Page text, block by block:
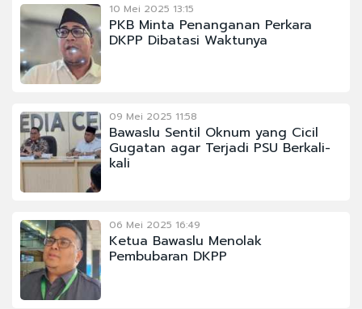
10 Mei 2025 13:15
PKB Minta Penanganan Perkara
DKPP Dibatasi Waktunya
09 Mei 2025 11:58
Bawaslu Sentil Oknum yang Cicil
Gugatan agar Terjadi PSU Berkali-
kali
06 Mei 2025 16:49
Ketua Bawaslu Menolak
Pembubaran DKPP